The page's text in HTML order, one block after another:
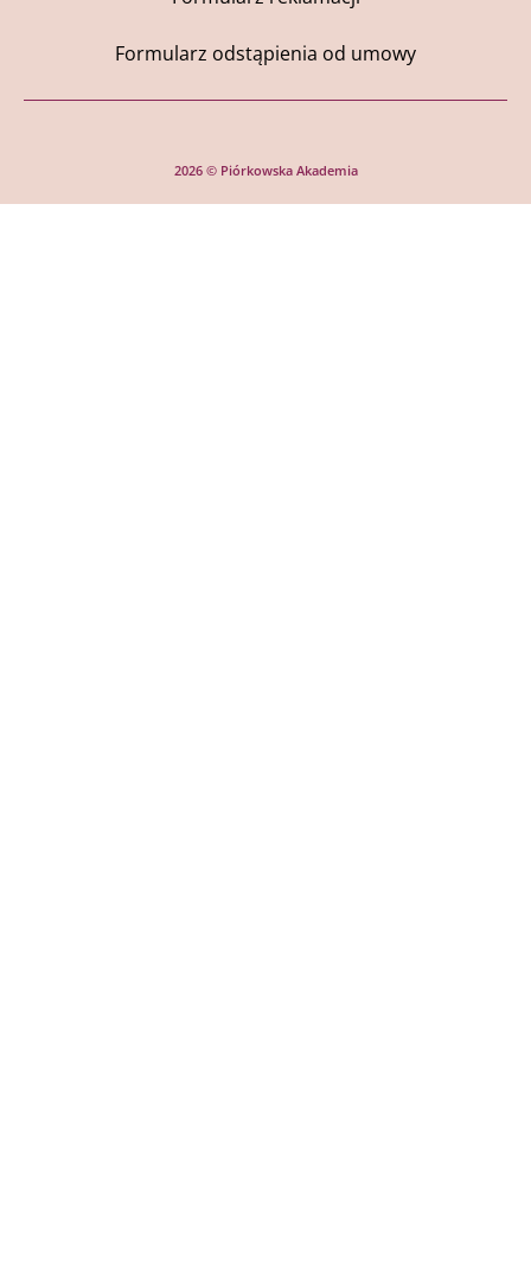
Formularz odstąpienia od umowy
2026 © Piórkowska Akademia